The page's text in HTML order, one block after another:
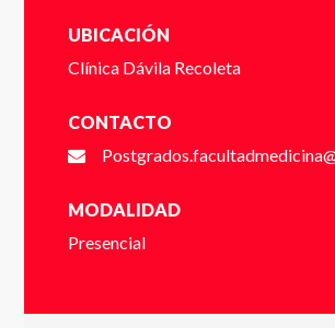
UBICACIÓN
Clínica Dávila Recoleta
CONTACTO
MODALIDAD
Presencial
Completa el siguente formulario y
contacto contigo a la brevedad.
Cédula de identidad sin puntos ni
18410112) *